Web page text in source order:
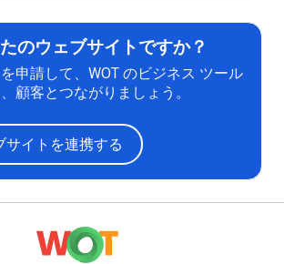
のウェブサイトですか？
申請して、WOT のビジネス ツール
顧客とつながりましょう。
サイトを連携する